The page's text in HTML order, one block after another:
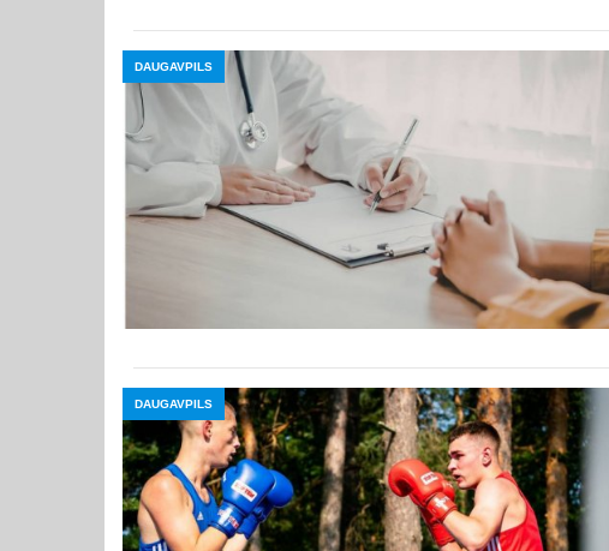
DAUGAVPILS
DAUGAVPILS